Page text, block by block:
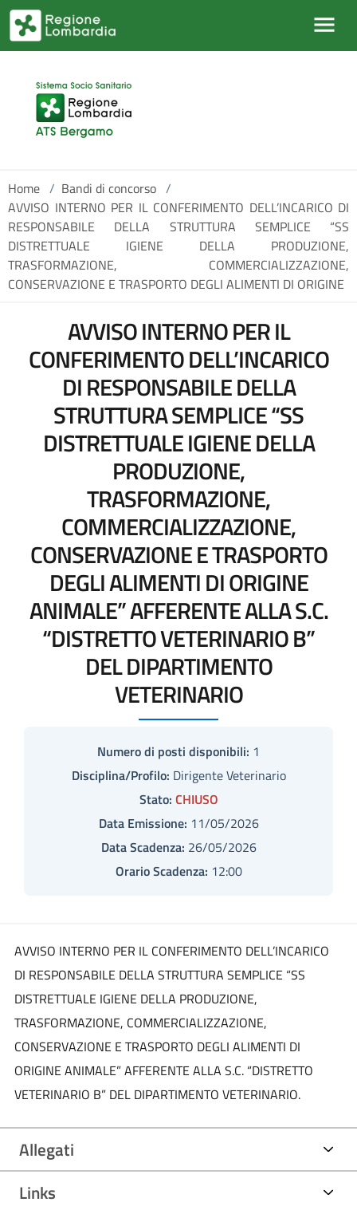
Salta al contenuto principale
Home / Bandi di concorso /
AVVISO INTERNO PER IL CONFERIMENTO DELL’INCARICO DI
RESPONSABILE DELLA STRUTTURA SEMPLICE “SS
DISTRETTUALE IGIENE DELLA PRODUZIONE,
TRASFORMAZIONE, COMMERCIALIZZAZIONE,
CONSERVAZIONE E TRASPORTO DEGLI ALIMENTI DI ORIGINE
AVVISO INTERNO PER IL
CONFERIMENTO DELL’INCARICO
DI RESPONSABILE DELLA
STRUTTURA SEMPLICE “SS
DISTRETTUALE IGIENE DELLA
PRODUZIONE,
TRASFORMAZIONE,
COMMERCIALIZZAZIONE,
CONSERVAZIONE E TRASPORTO
DEGLI ALIMENTI DI ORIGINE
ANIMALE” AFFERENTE ALLA S.C.
“DISTRETTO VETERINARIO B”
DEL DIPARTIMENTO
VETERINARIO
Numero di posti disponibili: 1
Disciplina/Profilo: Dirigente Veterinario
Stato: CHIUSO
Data Emissione: 11/05/2026
Data Scadenza: 26/05/2026
Orario Scadenza: 12:00
AVVISO INTERNO PER IL CONFERIMENTO DELL’INCARICO
DI RESPONSABILE DELLA STRUTTURA SEMPLICE “SS
DISTRETTUALE IGIENE DELLA PRODUZIONE,
TRASFORMAZIONE, COMMERCIALIZZAZIONE,
CONSERVAZIONE E TRASPORTO DEGLI ALIMENTI DI
ORIGINE ANIMALE” AFFERENTE ALLA S.C. “DISTRETTO
VETERINARIO B” DEL DIPARTIMENTO VETERINARIO.
Allegati
Links